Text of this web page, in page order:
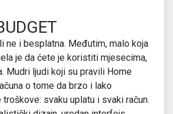
ne i besplatna. Međutim, malo koja
je da ćete je koristiti mjesecima,
Mudri ljudi koji su pravili Home
o tome da brzo i lako
svaku uplatu i svaki račun.